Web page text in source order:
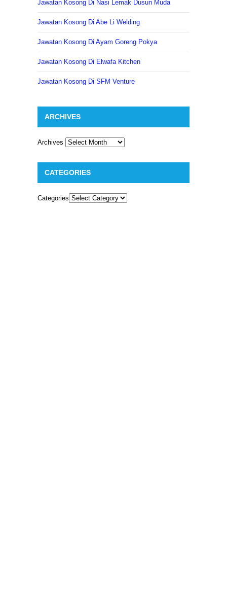
Jawatan Kosong Di Nasi Lemak Dusun Muda
Jawatan Kosong Di Abe Li Welding
Jawatan Kosong Di Ayam Goreng Pokya
Jawatan Kosong Di Elwafa Kitchen
Jawatan Kosong Di SFM Venture
ARCHIVES
Archives
CATEGORIES
Categories